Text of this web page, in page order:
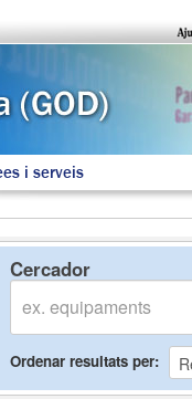
i serveis
Cercador
Ordenar resultats per